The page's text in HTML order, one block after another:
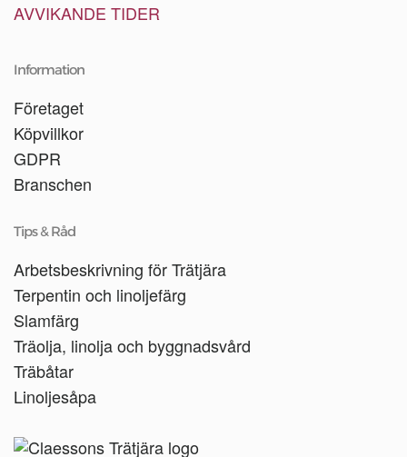
AVVIKANDE TIDER
Information
Företaget
Köpvillkor
GDPR
Branschen
Tips & Råd
Arbetsbeskrivning för Trätjära
Terpentin och linoljefärg
Slamfärg
Träolja, linolja och byggnadsvård
Träbåtar
Linoljesåpa